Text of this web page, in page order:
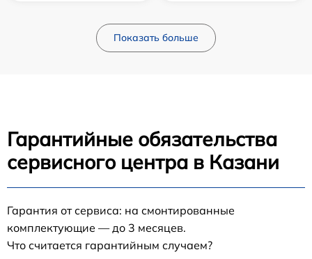
Показать больше
Гарантийные обязательства
сервисного центра в Казани
Гарантия от сервиса: на смонтированные
комплектующие — до 3 месяцев.
Что считается гарантийным случаем?